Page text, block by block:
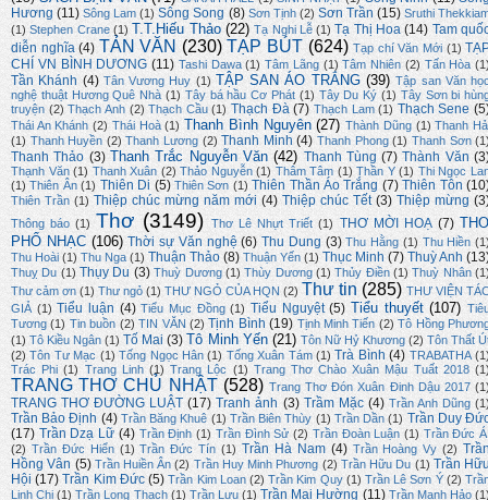
Hương (11) Sông Lam (1) Sông Song (8) Sơn Tịnh (2) Sơn Trần (15) Sruthi
(1) Stephen Crane (1) T.T.Hiếu Thảo (22) Tạ Nghi Lễ (1) Tạ Thị Hoa (14) Tam
diễn nghĩa (4) TẢN VĂN (230) TẠP BÚT (624) Tạp chí Văn Mới (1)
CHÍ VN BÌNH DƯƠNG (11) Tashi Dawa (1) Tâm Lãng (1) Tâm Nhiên (2) Tấn Hòa
Tần Khánh (4) Tân Vương Huy (1) TẬP SAN ÁO TRẮNG (39) Tập san Văn
nghệ thuật Hương Quê Nhà (1) Tây bá hầu Cơ Phát (1) Tây Du Ký (1) Tây Sơn bi
truyện (2) Thạch Anh (2) Thạch Cầu (1) Thạch Đà (7) Thạch Lam (1) Thạch Sene
Thái An Khánh (2) Thái Hoà (1) Thanh Bình Nguyên (27) Thành Dũng (1) Thanh
(1) Thanh Huyền (2) Thanh Lương (2) Thanh Minh (4) Thanh Phong (1) Thanh Sơn
Thanh Thảo (3) Thanh Trắc Nguyễn Văn (42) Thanh Tùng (7) Thành Văn
Thạnh Văn (1) Thanh Xuân (2) Thảo Nguyễn (1) Thâm Tâm (1) Thần Y (1) Thi Ngọc
(1) Thiên Ân (1) Thiên Di (5) Thiên Sơn (1) Thiên Thần Áo Trắng (7) Thiên Tôn
Thiên Trần (1) Thiệp chúc mừng năm mới (4) Thiệp chúc Tết (3) Thiệp mừng
Thông báo (1) Thơ (3149) Thơ Lê Nhựt Triết (1) THƠ MỜI HOẠ (7)
PHỔ NHẠC (106) Thời sự Văn nghệ (6) Thu Dung (3) Thu Hằng (1) Thu Hiền
Thu Hoài (1) Thu Nga (1) Thuận Thảo (8) Thuận Yến (1) Thục Minh (7) Thuỳ Anh
Thuỵ Du (1) Thụy Du (3) Thuỳ Dương (1) Thùy Dương (1) Thủy Điền (1) Thuỳ Nhân
Thư cảm ơn (1) Thư ngỏ (1) THƯ NGỎ CỦA HQN (2) Thư tin (285) THƯ VIỆN
GIẢ (1) Tiểu luận (4) Tiểu Mục Đồng (1) Tiểu Nguyệt (5) Tiểu thuyết (107)
Tương (1) Tin buồn (2) TIN VĂN (2) Tịnh Bình (19) Tịnh Minh Tiến (2) Tô Hồng
(1) Tô Kiều Ngân (1) Tố Mai (3) Tô Minh Yến (21) Tôn Nữ Hỷ Khương (2) Tôn Thất
(2) Tôn Tư Mạc (1) Tống Ngọc Hân (1) Tống Xuân Tám (1) Trà Bình (4) TRABATHA
Trác Phi (1) Trang Linh (1) Trang Lộc (1) Trang Thơ Chào Xuân Mậu Tuất 2018
TRANG THƠ CHỦ NHẬT (528) Trang Thơ Đón Xuân Đinh Dậu 2017
TRANG THƠ ĐƯỜNG LUẬT (17) Tranh ảnh (3) Trầm Mặc (4) Trần Anh Dũng
Trần Bảo Định (4) Trần Băng Khuê (1) Trần Biên Thùy (1) Trần Dần (1) Trần Duy
(17) Trần Dzạ Lữ (4) Trần Định (1) Trần Đình Sử (2) Trần Đoàn Luận (1) Trần Đức
(2) Trần Đức Hiển (1) Trần Đức Tín (1) Trần Hà Nam (4) Trần Hoàng Vy (2)
Hồng Vân (5) Trần Huiền Ân (2) Trần Huy Minh Phương (2) Trần Hữu Du (1) Trần
Hội (17) Trần Kim Đức (5) Trần Kim Loan (2) Trần Kim Quy (1) Trần Lê Sơn Ý (2)
Linh Chi (1) Trần Long Thạch (1) Trần Lưu (1) Trần Mai Hường (11) Trần Mạnh Hảo